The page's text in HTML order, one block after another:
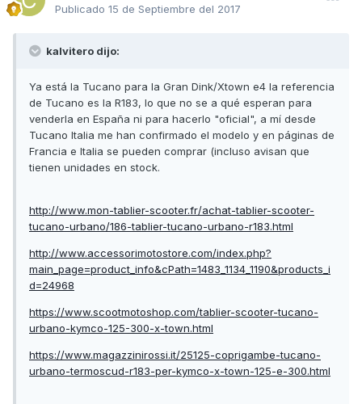
Publicado 15 de Septiembre del 2017
kalvitero dijo:
Ya está la Tucano para la Gran Dink/Xtown e4 la referencia
de Tucano es la R183, lo que no se a qué esperan para
venderla en España ni para hacerlo "oficial", a mí desde
Tucano Italia me han confirmado el modelo y en páginas de
Francia e Italia se pueden comprar (incluso avisan que
tienen unidades en stock.
http://www.mon-tablier-scooter.fr/achat-tablier-scooter-
tucano-urbano/186-tablier-tucano-urbano-r183.html
http://www.accessorimotostore.com/index.php?
main_page=product_info&cPath=1483_1134_1190&products_i
d=24968
https://www.scootmotoshop.com/tablier-scooter-tucano-
urbano-kymco-125-300-x-town.html
https://www.magazzinirossi.it/25125-coprigambe-tucano-
urbano-termoscud-r183-per-kymco-x-town-125-e-300.html